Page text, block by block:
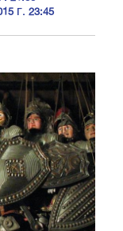
Г. 23:45